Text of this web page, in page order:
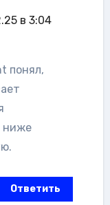
в 3:04
понял,
ниже
Ответить